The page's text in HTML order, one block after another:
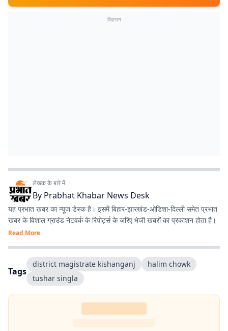
विज्ञापन
लेखक के बारे में
By Prabhat Khabar News Desk
यह प्रभात खबर का न्यूज डेस्क है। इसमें बिहार-झारखंड-ओडिशा-दिल्‍ली समेत प्रभात
खबर के विशाल ग्राउंड नेटवर्क के रिपोर्ट्स के जरिए भेजी खबरों का प्रकाशन होता है।
Read More
Tags
district magistrate kishanganj
halim chowk
tushar singla